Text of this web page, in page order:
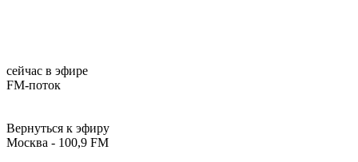
сейчас в эфире
FM-поток
Вернуться к эфиру
Москва - 100,9 FM